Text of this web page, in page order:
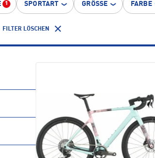
1 SPORTART GRÖSSE FARBE
FILTER LÖSCHEN